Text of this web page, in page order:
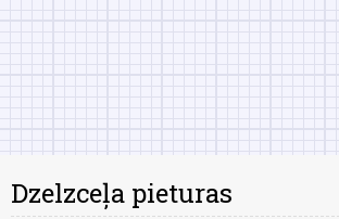
Dzelzceļa pieturas